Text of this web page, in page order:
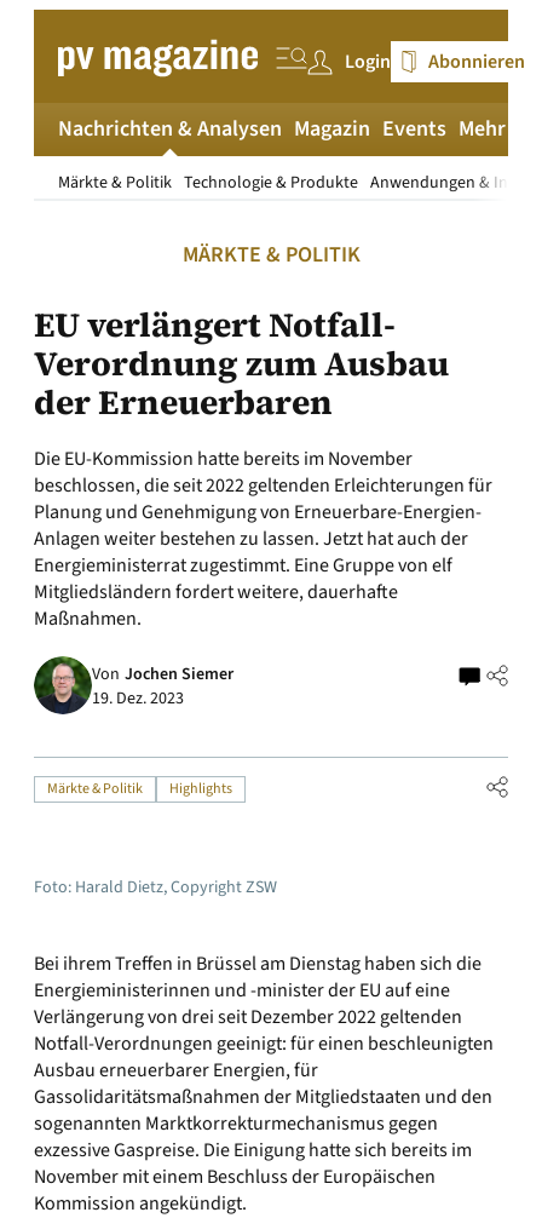
springen
Login Abonnieren
Nachrichten & Analysen
Märkte & Politik Technologie & Produkte Anwendungen &
Magazin Events Mehr
MÄRKTE & POLITIK
EU verlängert Notfall-
Verordnung zum Ausbau
der Erneuerbaren
Die EU-Kommission hatte bereits im November
beschlossen, die seit 2022 geltenden Erleichterungen für
Planung und Genehmigung von Erneuerbare-Energien-
Anlagen weiter bestehen zu lassen. Jetzt hat auch der
Energieministerrat zugestimmt. Eine Gruppe von elf
Mitgliedsländern fordert weitere, dauerhafte
Maßnahmen.
Von Jochen Siemer
19. Dez. 2023
Märkte & Politik Highlights
Foto: Harald Dietz, Copyright ZSW
Bei ihrem Treffen in Brüssel am Dienstag haben sich die
Energieministerinnen und -minister der EU auf eine
Verlängerung von drei seit Dezember 2022 geltenden
Notfall-Verordnungen geeinigt: für einen beschleunigten
Ausbau erneuerbarer Energien, für
Gassolidaritätsmaßnahmen der Mitgliedstaaten und den
sogenannten Marktkorrekturmechanismus gegen
exzessive Gaspreise. Die Einigung hatte sich bereits im
November mit einem Beschluss der Europäischen
Kommission angekündigt.